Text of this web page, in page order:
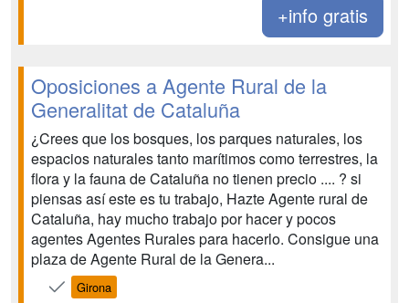
+info gratis
Oposiciones a Agente Rural de la
Generalitat de Cataluña
¿Crees que los bosques, los parques naturales, los
espacios naturales tanto marítimos como terrestres, la
flora y la fauna de Cataluña no tienen precio .... ? si
piensas así este es tu trabajo, Hazte Agente rural de
Cataluña, hay mucho trabajo por hacer y pocos
agentes Agentes Rurales para hacerlo. Consigue una
plaza de Agente Rural de la Genera...
Girona